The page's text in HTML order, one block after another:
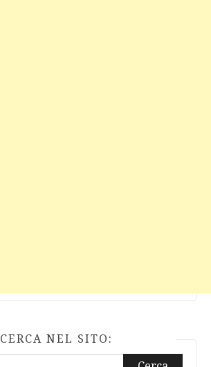
CERCA NEL SITO: